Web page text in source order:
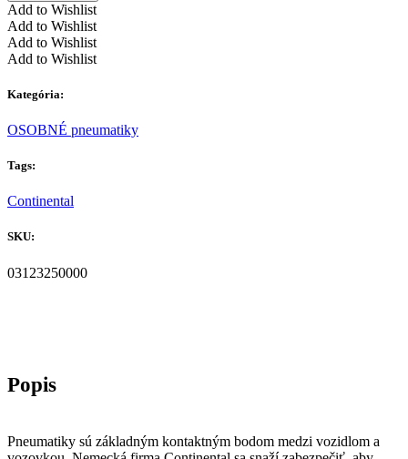
Add to Wishlist
Add to Wishlist
Add to Wishlist
Add to Wishlist
Kategória:
OSOBNÉ pneumatiky
Tags:
Continental
SKU:
03123250000
Pneumatiky sú základným kontaktným bodom medzi vozidlom a